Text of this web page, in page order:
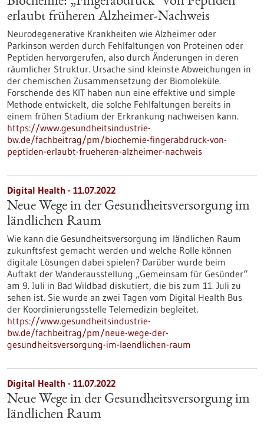
erlaubt früheren Alzheimer-Nachweis
Neurodegenerative Krankheiten wie Alzheimer oder
Parkinson werden durch Fehlfaltungen von Proteinen oder
Peptiden hervorgerufen, also durch Änderungen in deren
räumlicher Struktur. Ursache sind kleinste Abweichungen in
der chemischen Zusammensetzung der Biomoleküle.
Forschende des KIT haben nun eine effektive und simple
Methode entwickelt, die solche Fehlfaltungen bereits in
einem frühen Stadium der Erkrankung nachweisen kann.
https://www.gesundheitsindustrie-
bw.de/fachbeitrag/pm/biochemie-fingerabdruck-von-
peptiden-erlaubt-frueheren-alzheimer-nachweis
Digital Health - 11.07.2022
Neue Wege in der Gesundheitsversorgung im
ländlichen Raum
Wie kann die Gesundheitsversorgung im ländlichen Raum
zukunftsfest gemacht werden und welche Rolle können
digitale Lösungen dabei spielen? Darüber wurde beim
Auftakt der Wanderausstellung „Gemeinsam für Gesünder“
am 9. Juli in Bad Wildbad diskutiert, die bis zum 11. Juli zu
sehen ist. Sie wurde an zwei Tagen vom Digital Health Bus
der Koordinierungsstelle Telemedizin begleitet.
https://www.gesundheitsindustrie-
bw.de/fachbeitrag/pm/neue-wege-der-
gesundheitsversorgung-im-laendlichen-raum
Digital Health - 11.07.2022
Neue Wege in der Gesundheitsversorgung im
ländlichen Raum